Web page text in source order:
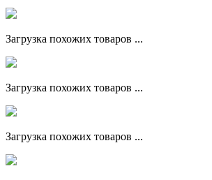
Загрузка похожих товаров ...
Загрузка похожих товаров ...
Загрузка похожих товаров ...